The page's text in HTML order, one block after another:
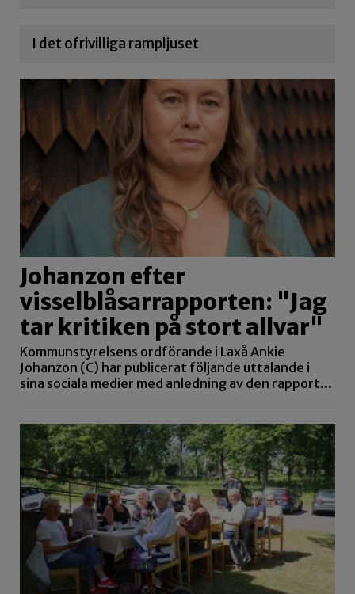
I det ofrivilliga rampljuset
Johanzon efter
visselblåsarrapporten: "Jag
tar kritiken på stort allvar"
Kommunstyrelsens ordförande i Laxå Ankie
Johanzon (C) har publicerat följande uttalande i
sina sociala medier med anledning av den rapport...